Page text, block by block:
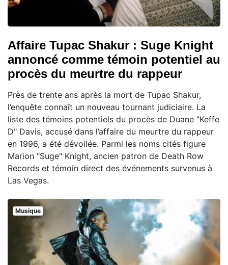
Affaire Tupac Shakur : Suge Knight
annoncé comme témoin potentiel au
procès du meurtre du rappeur
Près de trente ans après la mort de Tupac Shakur,
l’enquête connaît un nouveau tournant judiciaire. La
liste des témoins potentiels du procès de Duane "Keffe
D" Davis, accusé dans l’affaire du meurtre du rappeur
en 1996, a été dévoilée. Parmi les noms cités figure
Marion "Suge" Knight, ancien patron de Death Row
Records et témoin direct des événements survenus à
Las Vegas.
Musique